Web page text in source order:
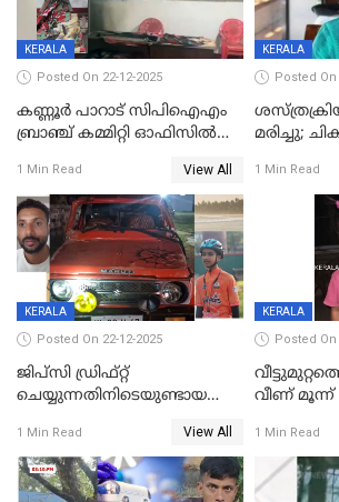
KERALA
Posted On 22-12-2025
കണ്ണൂർ പാറാട് സിപിഐഎം
ബ്രാഞ്ച് കമ്മിറ്റി ഓഫിസിൽ
ചിത്രങ്ങളടക്കം കത്തിയ
നിലയിൽ
1 Min Read View All
KERALA
Posted On
മരിച്ചു;
സംഭവം
1 Min Read
KERALA
Posted On 22-12-2025
ജിപ്സി ഡ്രിഫ്റ്റ്
ചെയ്യുന്നതിനിടെയുണ്ടായ
ദാരുണാന്ത്യം; ജീപ്സി
ഓടിച്ചയാൾ അറസ്റ്റിൽ.
1 Min Read View All
KERALA
Posted On
വീണ്
1 Min Read